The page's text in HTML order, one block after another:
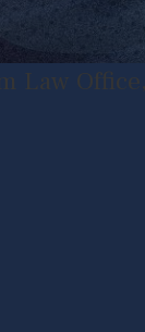
Law